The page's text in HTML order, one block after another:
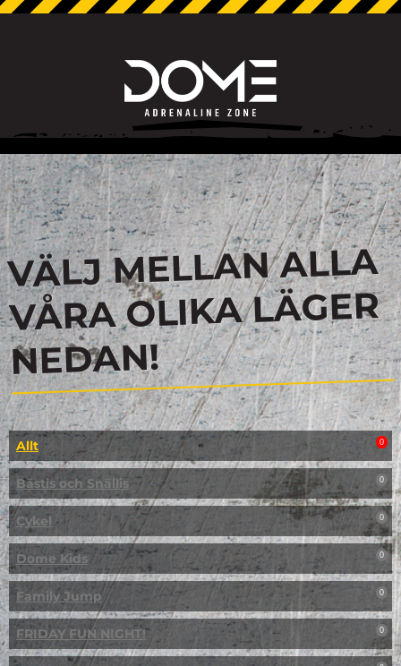
VÄLJ MELLAN ALLA
VÅRA OLIKA LÄGER
NEDAN!
Allt 0
Bästis och Snällis 0
Cykel 0
Dome Kids 0
Family Jump 0
FRIDAY FUN NIGHT! 0